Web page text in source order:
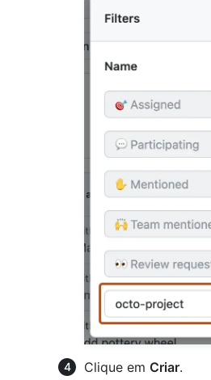
Clique em Criar.